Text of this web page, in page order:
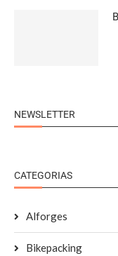
NEWSLETTER
CATEGORIAS
Alforges
Bikepacking